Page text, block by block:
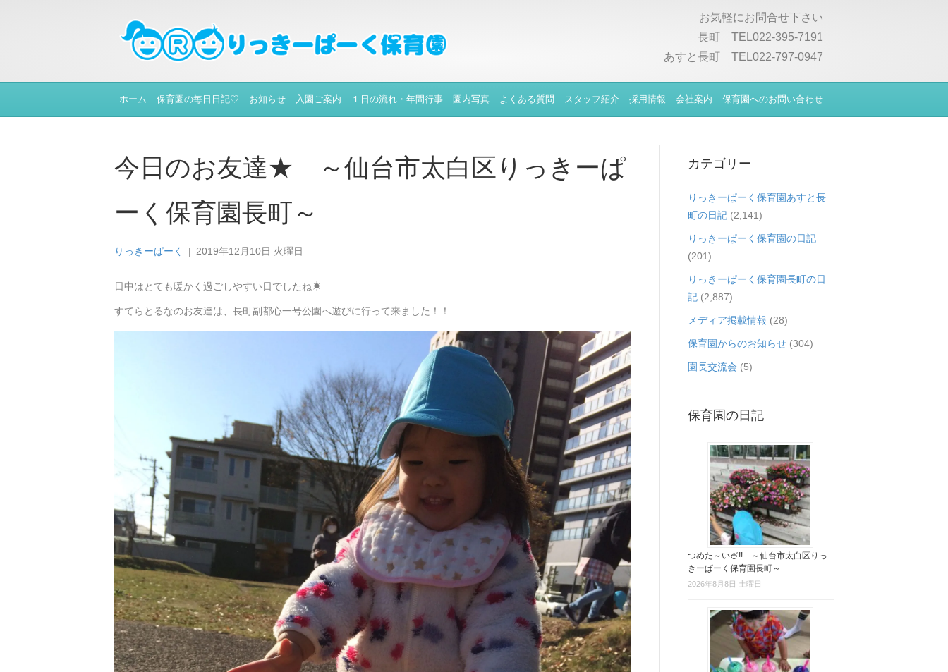
お気軽にお問合せ下さい
長町 TEL022-395-7191
あすと長町 TEL022-797-0947
ホーム 保育園の毎日日記♡ お知らせ 入園ご案内 １日の流れ・年間行事 園内写真 よくある質問 スタッフ紹介 採用情報 会社案内 保育園へのお問い合わせ
今日のお友達★ ～仙台市太白区りっきーぱ
ーく保育園長町～
りっきーぱーく | 2019年12月10日 火曜日
日中はとても暖かく過ごしやすい日でしたね☀
すてらとるなのお友達は、長町副都心一号公園へ遊びに行って来ました！！
カテゴリー
りっきーぱーく保育園あすと長
町の日記(2,141)
りっきーぱーく保育園の日記
(201)
りっきーぱーく保育園長町の日
記(2,887)
メディア掲載情報 (28)
保育園からのお知らせ(304)
園長交流会 (5)
保育園の日記
つめた～い🍧!! ～仙台市太白区りっ
きーぱーく保育園長町～
2026年8月8日 土曜日